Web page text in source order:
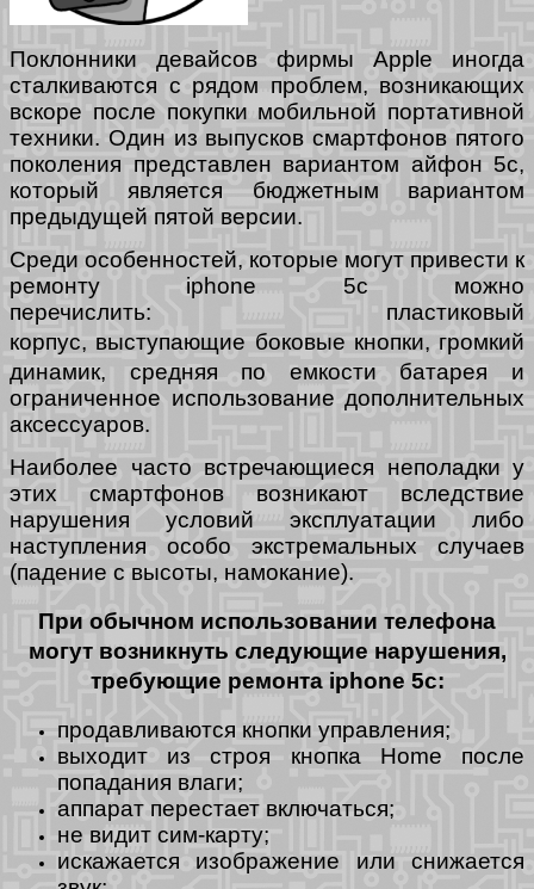
Поклонники девайсов фирмы Apple иногда
сталкиваются с рядом проблем, возникающих
вскоре после покупки мобильной портативной
техники. Один из выпусков смартфонов пятого
поколения представлен вариантом айфон 5с,
который является бюджетным вариантом
предыдущей пятой версии.
Среди особенностей, которые могут привести к
ремонту iphone 5c можно
перечислить: пластиковый
корпус, выступающие боковые кнопки, громкий
динамик, средняя по емкости батарея и
ограниченное использование дополнительных
аксессуаров.
Наиболее часто встречающиеся неполадки у
этих смартфонов возникают вследствие
нарушения условий эксплуатации либо
наступления особо экстремальных случаев
(падение с высоты, намокание).
При обычном использовании телефона
могут возникнуть следующие нарушения,
требующие ремонта iphone 5c:
продавливаются кнопки управления;
выходит из строя кнопка Home после
попадания влаги;
аппарат перестает включаться;
не видит сим-карту;
искажается изображение или снижается